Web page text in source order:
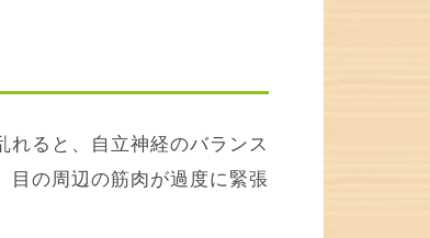
れると、自立神経のバランス
目の周辺の筋肉が過度に緊張